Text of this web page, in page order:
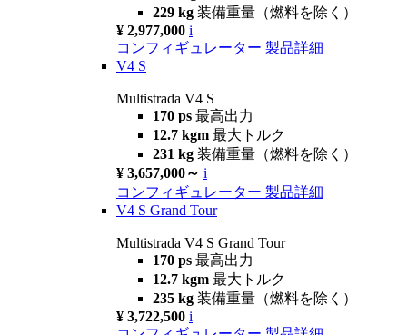
229 kg 装備重量（燃料を除く）
¥ 2,977,000 i
コンフィギュレーター 製品詳細
V4 S
Multistrada V4 S
170 ps 最高出力
12.7 kgm 最大トルク
231 kg 装備重量（燃料を除く）
¥ 3,657,000～ i
コンフィギュレーター 製品詳細
V4 S Grand Tour
Multistrada V4 S Grand Tour
170 ps 最高出力
12.7 kgm 最大トルク
235 kg 装備重量（燃料を除く）
¥ 3,722,500 i